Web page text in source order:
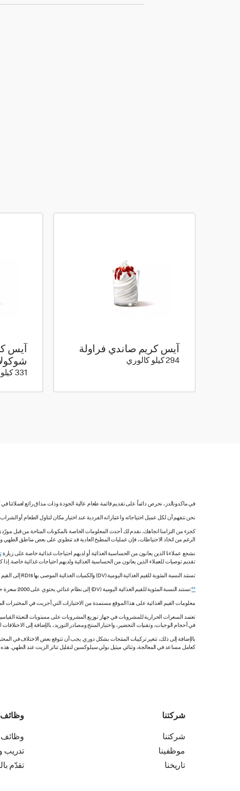
آيس كريم صاندي فراولة
294 كيلو كالوري 294 كيلو سعرة حرارية
آيس
331 كيلو كالوري
في ماكدونالدز، نحرص دائماً على تقديم قائمة طعام عالية الجودة وذات مذاق رائع لعملائنا
نحن نتفهم أن لكل عميل احتياجاته واعتباراته الفردية عند اختيار مكان لتناول الطعام أو
كجزء من التزامنا اتجاهك، نقدم لك أحدث المعلومات الخاصة بالمكونات المتاحة من قبل
الرغم من اتخاذ الاحتياطات، فإن عمليات المطبخ العادية قد تنطوي على بعض مناطق الطهي
نشجع عملاءنا الذين يعانون من الحساسية الغذائية أو لديهم احتياجات غذائية خاصة على زيارة
تقديم توصيات للعملاء الذين يعانون من الحساسية الغذائية ولديهم احتياجات غذائية خاصة.
تستند النسبة المئوية للقيم الغذائية اليومية (DV) والكميات الغذائية الموصى بها RDIs إلى القيم غير المقيدة.
**تستند النسبة المئوية للقيم الغذائية اليومية (DV) إلى نظام غذائي يحتوي على 2000 سعرة حرارية. قد تكون قيمك اليومية أعلى أو أقل اعتماداً على احتياجاتك من السعرات الحرارية.
معلومات القيم الغذائية على هذا الموقع مستمدة من الاختبارات التي أجريت في المختبرات
تعتمد السعرات الحرارية للمشروبات في جهاز توزيع المشروبات على مستويات التعبئة
في أحجام الوجبات، وتقنيات التحضير، واختبار المنتج ومصادر التوريد، بالإضافة إلى
بالإضافة إلى ذلك، تتغير تركيبات المنتجات بشكل دوري. يجب أن تتوقع بعض الاختلاف في
كعامل مساعد في المعالجة، وثنائي ميثيل بولي سيلوكسين لتقليل تناثر الزيت عند الطهي. هذه المعلومات صحيحة
شركتنا
شركتنا
موظفينا
تاريخنا
وظائف
وظائف
تدريب
تقدّم